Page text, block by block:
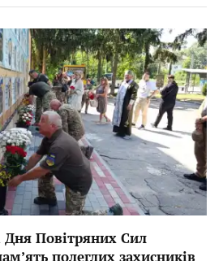
Дня Повітряних Сил
полеглих захисників